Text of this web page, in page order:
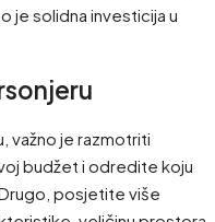
je solidna investicija u
važno je razmotriti
budžet i odredite koju
posjetite više